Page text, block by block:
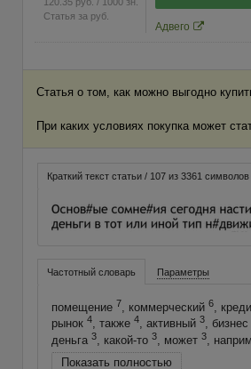
Статья за руб.
Адвего
Статья о том, как можно выгодно
При каких условиях покупка может
Краткий текст статьи / 107 из 3361
Частотный словарь Параметры
помещение 7, коммерческий 6,
рынок 4, также 4, активный 3, бизнес
деньга 3, какой-то 3, может 3,
Показать полностью